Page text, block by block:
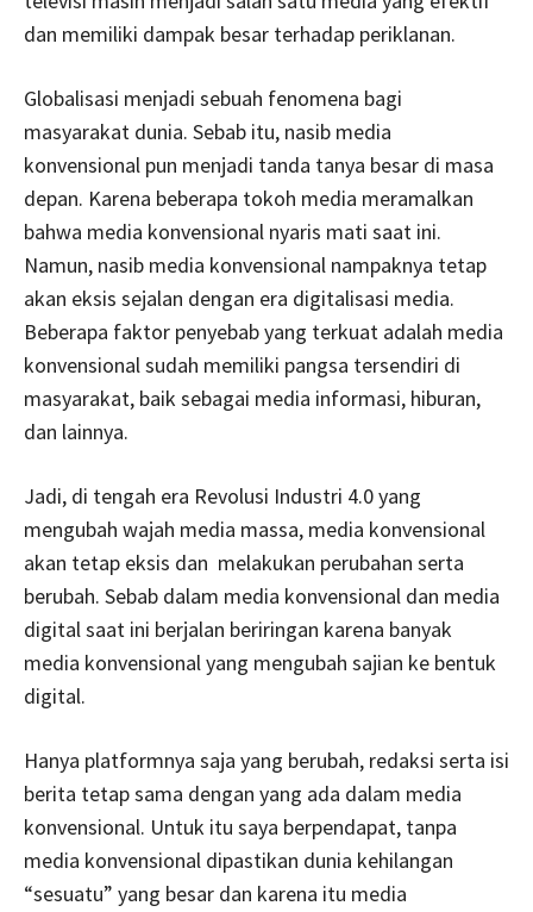
dan memiliki dampak besar terhadap periklanan.
Globalisasi menjadi sebuah fenomena bagi
masyarakat dunia. Sebab itu, nasib media
konvensional pun menjadi tanda tanya besar di masa
depan. Karena beberapa tokoh media meramalkan
bahwa media konvensional nyaris mati saat ini.
Namun, nasib media konvensional nampaknya tetap
akan eksis sejalan dengan era digitalisasi media.
Beberapa faktor penyebab yang terkuat adalah media
konvensional sudah memiliki pangsa tersendiri di
masyarakat, baik sebagai media informasi, hiburan,
dan lainnya.
Jadi, di tengah era Revolusi Industri 4.0 yang
mengubah wajah media massa, media konvensional
akan tetap eksis dan melakukan perubahan serta
berubah. Sebab dalam media konvensional dan media
digital saat ini berjalan beriringan karena banyak
media konvensional yang mengubah sajian ke bentuk
digital.
Hanya platformnya saja yang berubah, redaksi serta isi
berita tetap sama dengan yang ada dalam media
konvensional. Untuk itu saya berpendapat, tanpa
media konvensional dipastikan dunia kehilangan
“sesuatu” yang besar dan karena itu media